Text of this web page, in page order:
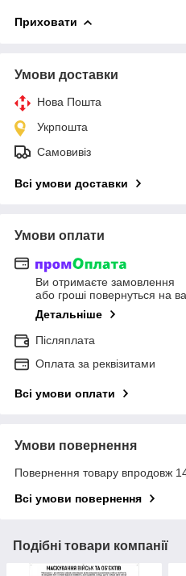
Приховати
Умови доставки
Нова Пошта
Укрпошта
Самовивіз
Всі умови доставки
Умови оплати
Ви отримаєте замовлення
або гроші повернуться на
Детальніше
Післяплата
Оплата за реквізитами
Всі умови оплати
Умови повернення
Повернення товару впродовж
Всі умови повернення
Подібні товари компанії